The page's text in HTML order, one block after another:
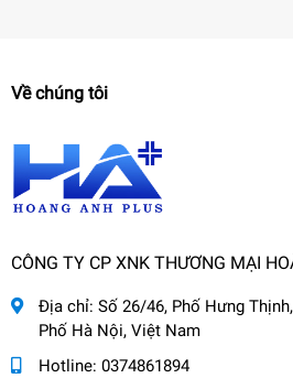
Về chúng tôi
CÔNG TY CP XNK THƯƠNG MẠI
Địa chỉ: Số 26/46, Phố Hưng
Phố Hà Nội, Việt Nam
Hotline: 0374861894